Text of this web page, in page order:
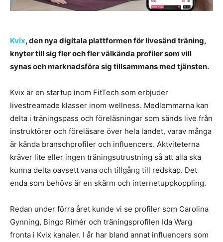
Kvix, den nya digitala plattformen för livesänd träning,
knyter till sig fler och fler välkända profiler som vill
synas och marknadsföra sig tillsammans med tjänsten.
Kvix är en startup inom FitTech som erbjuder
livestreamade klasser inom wellness. Medlemmarna kan
delta i träningspass och föreläsningar som sänds live från
instruktörer och föreläsare över hela landet, varav många
är kända branschprofiler och influencers. Aktviteterna
kräver lite eller ingen träningsutrustning så att alla ska
kunna delta oavsett vana och tillgång till redskap. Det
enda som behövs är en skärm och internetuppkoppling.
Redan under förra året kunde vi se profiler som Carolina
Gynning, Bingo Rimér och träningsprofilen Ida Warg
fronta i Kvix kanaler. I år har bland annat influencers som